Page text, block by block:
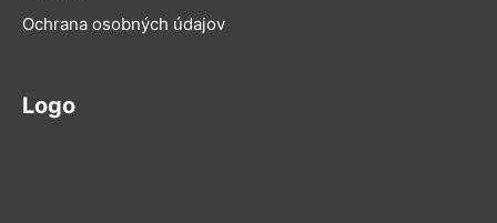
Ochrana osobných údajov
Logo